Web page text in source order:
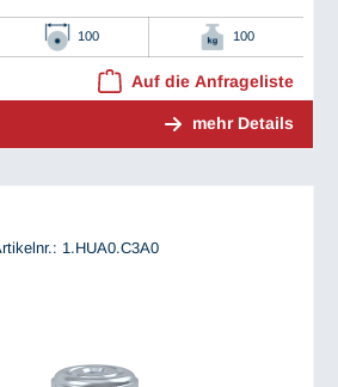
100 100
Auf die Anfrageliste
mehr Details
1.HUA0.C3A0